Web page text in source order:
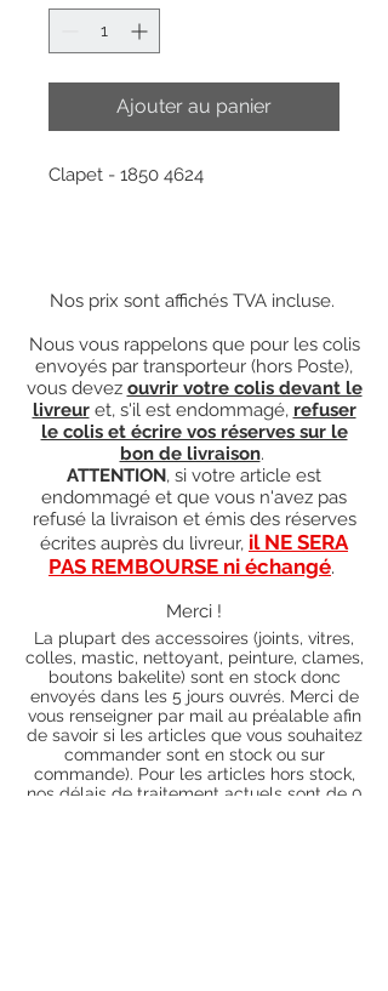
Ajouter au panier
Clapet - 1850 4624
Nos prix sont affichés TVA incluse.
Nous vous rappelons que pour les colis
envoyés par transporteur (hors Poste),
vous devez ouvrir votre colis devant le
livreuret, s'il est endommagé, refuser
le colis et écrire vos réserves sur le
bon de livraison.
ATTENTION, si votre article est
endommagé et que vous n'avez pas
refusé la livraison et émis des réserves
écrites auprès du livreur, il NE SERA
PAS REMBOURSE ni échangé.
Merci !
La plupart des accessoires (joints, vitres,
colles, mastic, nettoyant, peinture, clames,
boutons bakelite) sont en stock donc
envoyés dans les 5 jours ouvrés. Merci de
vous renseigner par mail au préalable afin
de savoir si les articles que vous souhaitez
commander sont en stock ou sur
commande). Pour les articles hors stock,
nos délais de traitement actuels sont de 0